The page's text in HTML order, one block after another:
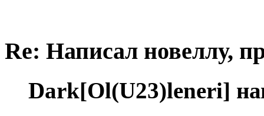
Re: Написал новеллу,
Dark[Ol(U23)leneri]